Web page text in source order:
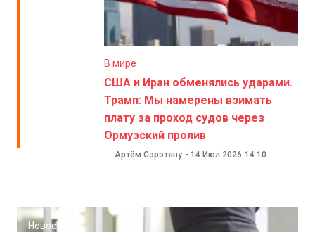
В мире
США и Иран обменялись ударами.
Трамп: Мы намерены взимать
плату за проход судов через
Ормузский пролив
Артём Сэрэтяну - 14 Июл 2026 14:10
Новости